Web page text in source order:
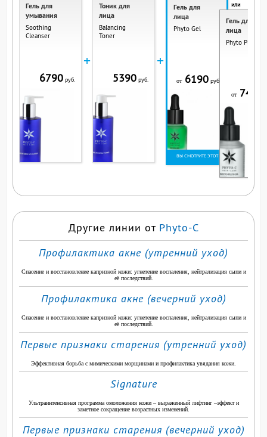
Гель для
умывания
Soothing
Cleanser
6790 руб.
+
Тоник для
лица
Balancing
Toner
5390 руб.
+
Гель для
лица
Phyto Gel
ВЫ СМОТРИТЕ ЭТОТ
от6190 руб.
или
Гель для
лица
Phyto Plus Gel
от7490
Другие линии от Phyto-C
Профилактика акне (утренний уход)
Спасение и восстановление капризной кожи: угнетение воспаления, нейтрализация сыпи и
её последствий.
Профилактика акне (вечерний уход)
Спасение и восстановление капризной кожи: угнетение воспаления, нейтрализация сыпи и
её последствий.
Первые признаки старения (утренний уход)
Эффективная борьба с мимическими морщинами и профилактика увядания кожи.
Signature
Ультраинтенсивная программа омоложения кожи – выраженный лифтинг –эффект и
заметное сокращение возрастных изменений.
Первые признаки старения (вечерний уход)